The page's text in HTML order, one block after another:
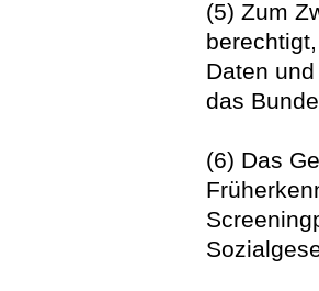
(5) Zum
Daten
das
(6) Das